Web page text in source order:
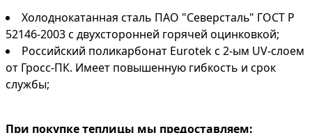
Холоднокатанная сталь ПАО "Северсталь" ГОСТ Р
52146-2003 с двухсторонней горячей оцинковкой;
Российский поликарбонат Eurotek с 2-ым UV-слоем
от Гросс-ПК. Имеет повышенную гибкость и срок
службы;
При покупке теплицы мы предоставляем: